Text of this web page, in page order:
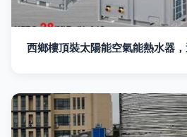
西鄉樓頂裝太陽能空氣能熱水器